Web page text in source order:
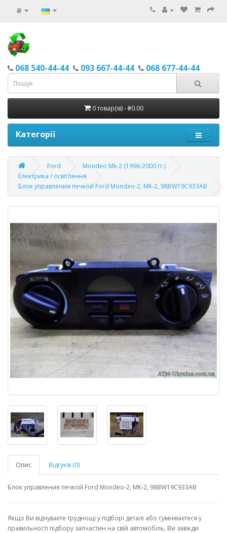
₴
068 540-44-44 093 667-44-44 068 677-44-44
0 товар(ів) - ₴0.00
Категорії
Ford
Mondeo Mk-2 (1996-2000 гг.)
Електрика / освітлення
Блок управления печкой Ford Mondeo-2, MK-2, 98BW19С933AB
Опис Відгуків (0)
Блок управления печкой Ford Mondeo-2, MK-2, 98BW19С933AB
Якщо Ви відчуваєте труднощі у підборі деталі або сумніваєтеся у
правильності підбору запчастин на свій автомобіль, Ви завжди